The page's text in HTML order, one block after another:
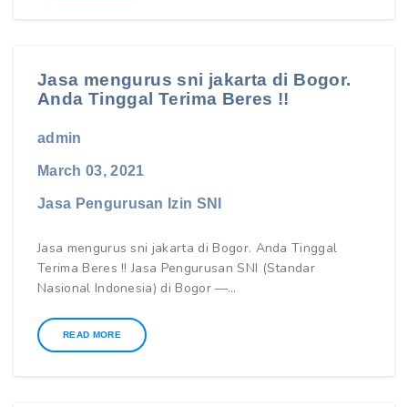
Jasa mengurus sni jakarta di Bogor.
Anda Tinggal Terima Beres !!
admin
March 03, 2021
Jasa Pengurusan Izin SNI
Jasa mengurus sni jakarta di Bogor. Anda Tinggal
Terima Beres !! Jasa Pengurusan SNI (Standar
Nasional Indonesia) di Bogor —…
READ MORE